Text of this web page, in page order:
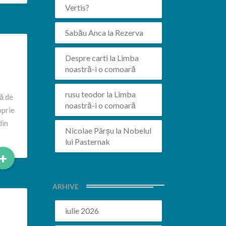
de
+Read
More
Vertis?
Sabău Anca la Rezerva
Despre carti la Limba
noastră-i o comoară
rusu teodorla Limba
noastră-i o comoară
Nicolae Pârșu la Nobelul
lui Pasternak
ARHIVE
iulie 2026